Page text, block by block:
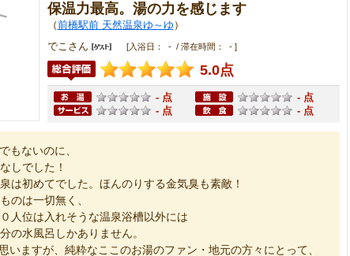
保温力最高。湯の力を感じます
（前橋駅前 天然温泉ゆ～ゆ ）
でこさん
[入浴日： - / 滞在時間： - ]
5.0点
- 点
- 点
- 点
- 点
もないのに、
しでした！
は初めてでした。ほんのりする金気臭も素敵！
のは一切無く、
人位は入れそうな温泉浴槽以外には
の水風呂しかありません。
いますが、純粋なここのお湯のファン・地元の方々にとって、